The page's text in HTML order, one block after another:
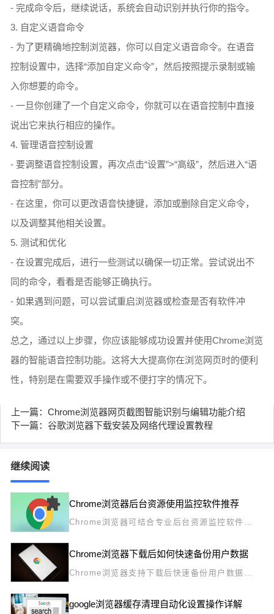
- 完成命令后，继续说话，系统会自动识别并执行你的指令。
3. 自定义语音命令
- 为了更精确地控制浏览器，你可以自定义语音命令。在语音
控制设置中，选择“添加自定义命令”，然后按照提示录制或输
入你想要的命令。
- 一旦你创建了一个自定义命令，你就可以在语音控制中直接
说出它来执行相应的操作。
4. 管理语音控制设置
- 要调整语音控制设置，再次点击“设置”>“高级”，然后进入“语
音控制”部分。
- 在这里，你可以更改语音快捷键，添加或删除自定义命令，
以及调整其他相关设置。
5. 测试和优化
- 在设置完成后，进行一些测试以确保一切正常。尝试说出不
同的命令，看看是否能够正确执行。
- 如果遇到问题，可以尝试重启浏览器或检查是否有软件冲
突。
总之，通过以上步骤，你应该能够成功设置并使用Chrome浏览
器的智能语音控制功能。这将大大提高你在浏览网页时的便利
性，特别是在需要双手操作或不便打字的情况下。
上一篇：Chrome浏览器网页截图智能识别与编辑功能介绍
下一篇：谷歌浏览器下载安装及网络代理设置教程
继续阅读
Chrome浏览器后台资源使用监控软件推荐
Chrome浏览器可结合专业后台资源监控软件，
实现对系统负载的实时掌控，辅助提升使用流畅
度与稳定性。
Chrome浏览器下载后如何快速备份用户数据
Chrome浏览器支持下载后快速备份用户数据，
本教程讲解数据导出与保存操作，保障信息安
全。
google浏览器缓存清理自动化设置操作详解